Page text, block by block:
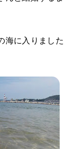
海に入りました